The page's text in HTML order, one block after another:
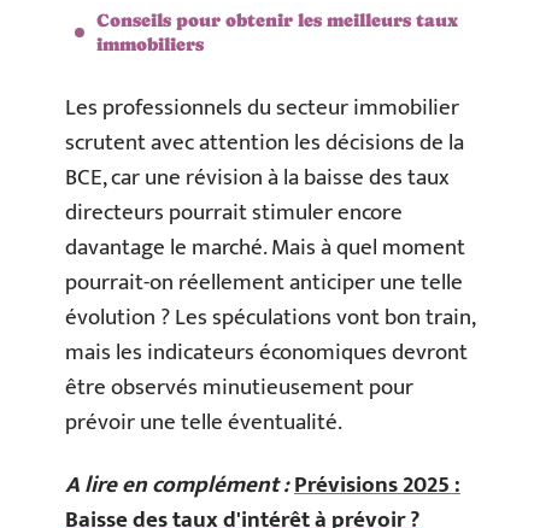
Conseils pour obtenir les meilleurs taux
immobiliers
Les professionnels du secteur immobilier
scrutent avec attention les décisions de la
BCE, car une révision à la baisse des taux
directeurs pourrait stimuler encore
davantage le marché. Mais à quel moment
pourrait-on réellement anticiper une telle
évolution ? Les spéculations vont bon train,
mais les indicateurs économiques devront
être observés minutieusement pour
prévoir une telle éventualité.
A lire en complément :Prévisions 2025 :
Baisse des taux d'intérêt à prévoir ?